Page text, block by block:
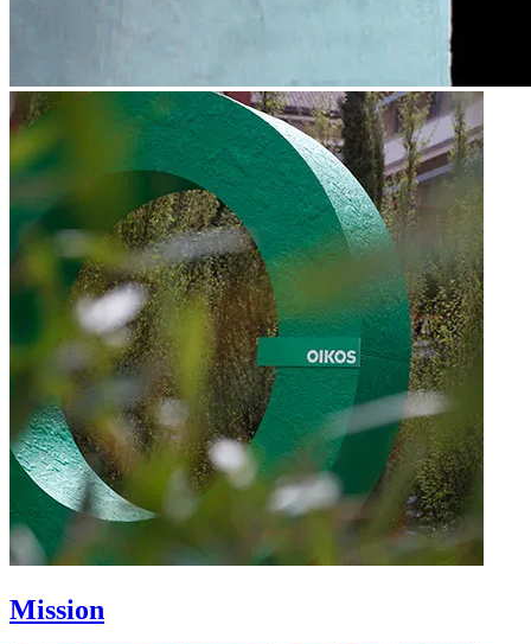
Mission